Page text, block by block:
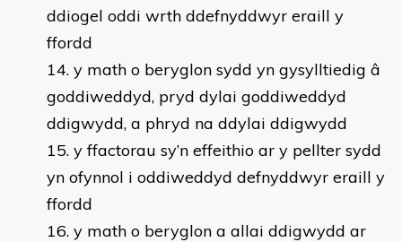
ddiogel oddi wrth ddefnyddwyr eraill y
ffordd
y math o beryglon sydd yn gysylltiedig â
goddiweddyd, pryd dylai goddiweddyd
ddigwydd, a phryd na ddylai ddigwydd
y ffactorau sy’n effeithio ar y pellter sydd
yn ofynnol i oddiweddyd defnyddwyr eraill y
ffordd
y math o beryglon a allai ddigwydd ar